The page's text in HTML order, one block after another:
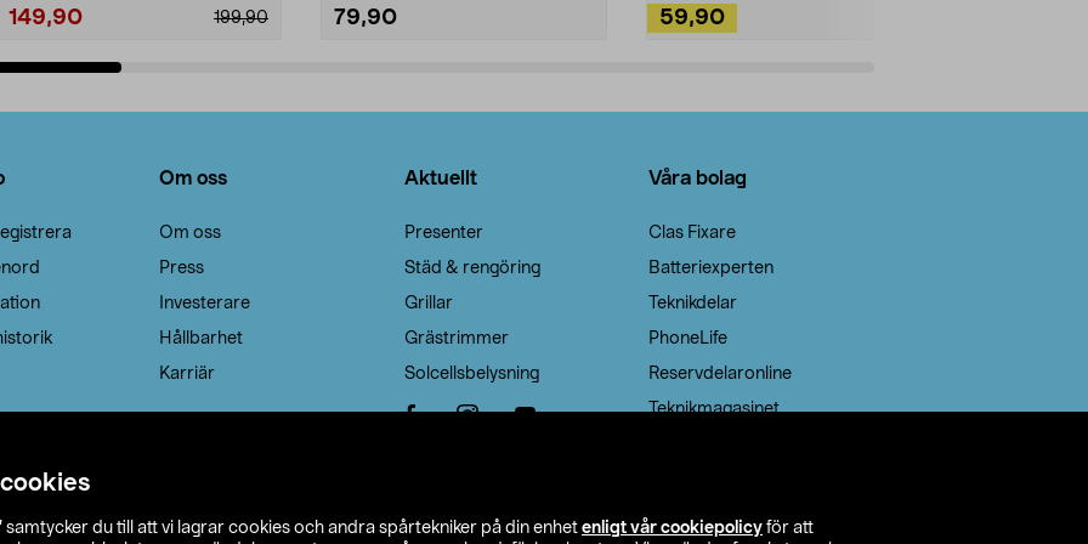
samtycker du till att vi lagrar cookies och andra spårtekniker på din enhet enligt vår cookiepolicy för att
199,90
149,90 79,90 59,90
Om oss
Om oss
Press
Investerare
Hållbarhet
Karriär
Aktuellt
Presenter
Städ & rengöring
Grillar
Grästrimmer
Solcellsbelysning
Våra bolag
Clas Fixare
Batteriexperten
Teknikdelar
PhoneLife
Reservdelaronline
Teknikmagasinet